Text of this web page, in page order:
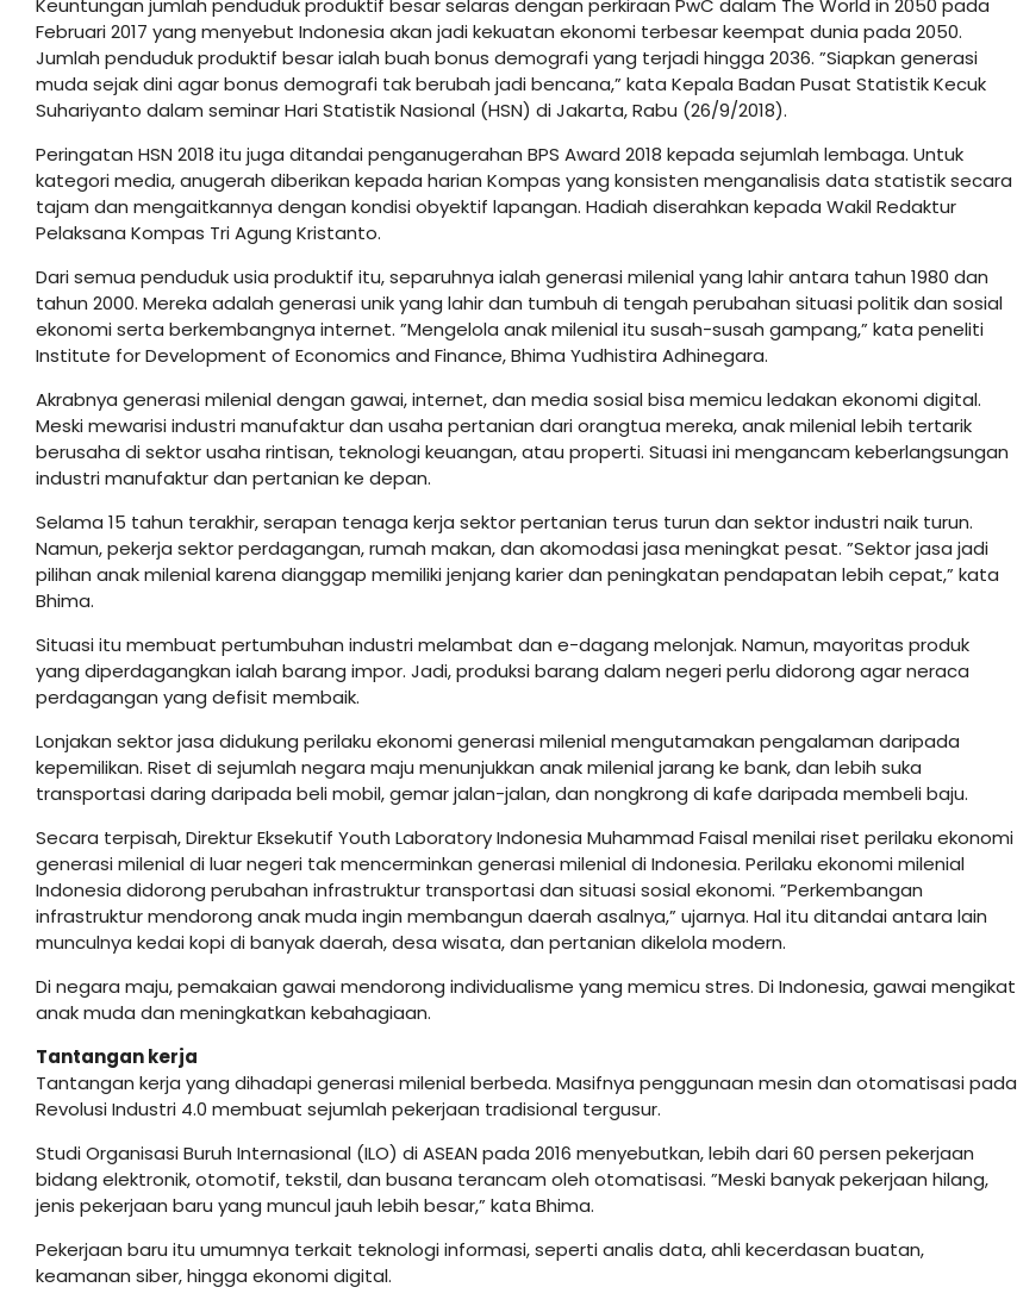
Keuntungan jumlah penduduk produktif besar selaras dengan perkiraan PwC dalam The World in 2050 pada
Februari 2017 yang menyebut Indonesia akan jadi kekuatan ekonomi terbesar keempat dunia pada 2050.
Jumlah penduduk produktif besar ialah buah bonus demografi yang terjadi hingga 2036. ”Siapkan generasi
muda sejak dini agar bonus demografi tak berubah jadi bencana,” kata Kepala Badan Pusat Statistik Kecuk
Suhariyanto dalam seminar Hari Statistik Nasional (HSN) di Jakarta, Rabu (26/9/2018).
Peringatan HSN 2018 itu juga ditandai penganugerahan BPS Award 2018 kepada sejumlah lembaga. Untuk
kategori media, anugerah diberikan kepada harian Kompas yang konsisten menganalisis data statistik secara
tajam dan mengaitkannya dengan kondisi obyektif lapangan. Hadiah diserahkan kepada Wakil Redaktur
Pelaksana Kompas Tri Agung Kristanto.
Dari semua penduduk usia produktif itu, separuhnya ialah generasi milenial yang lahir antara tahun 1980 dan
tahun 2000. Mereka adalah generasi unik yang lahir dan tumbuh di tengah perubahan situasi politik dan sosial
ekonomi serta berkembangnya internet. ”Mengelola anak milenial itu susah-susah gampang,” kata peneliti
Institute for Development of Economics and Finance, Bhima Yudhistira Adhinegara.
Akrabnya generasi milenial dengan gawai, internet, dan media sosial bisa memicu ledakan ekonomi digital.
Meski mewarisi industri manufaktur dan usaha pertanian dari orangtua mereka, anak milenial lebih tertarik
berusaha di sektor usaha rintisan, teknologi keuangan, atau properti. Situasi ini mengancam keberlangsungan
industri manufaktur dan pertanian ke depan.
Selama 15 tahun terakhir, serapan tenaga kerja sektor pertanian terus turun dan sektor industri naik turun.
Namun, pekerja sektor perdagangan, rumah makan, dan akomodasi jasa meningkat pesat. ”Sektor jasa jadi
pilihan anak milenial karena dianggap memiliki jenjang karier dan peningkatan pendapatan lebih cepat,” kata
Bhima.
Situasi itu membuat pertumbuhan industri melambat dan e-dagang melonjak. Namun, mayoritas produk
yang diperdagangkan ialah barang impor. Jadi, produksi barang dalam negeri perlu didorong agar neraca
perdagangan yang defisit membaik.
Lonjakan sektor jasa didukung perilaku ekonomi generasi milenial mengutamakan pengalaman daripada
kepemilikan. Riset di sejumlah negara maju menunjukkan anak milenial jarang ke bank, dan lebih suka
transportasi daring daripada beli mobil, gemar jalan-jalan, dan nongkrong di kafe daripada membeli baju.
Secara terpisah, Direktur Eksekutif Youth Laboratory Indonesia Muhammad Faisal menilai riset perilaku ekonomi
generasi milenial di luar negeri tak mencerminkan generasi milenial di Indonesia. Perilaku ekonomi milenial
Indonesia didorong perubahan infrastruktur transportasi dan situasi sosial ekonomi. ”Perkembangan
infrastruktur mendorong anak muda ingin membangun daerah asalnya,” ujarnya. Hal itu ditandai antara lain
munculnya kedai kopi di banyak daerah, desa wisata, dan pertanian dikelola modern.
Di negara maju, pemakaian gawai mendorong individualisme yang memicu stres. Di Indonesia, gawai mengikat
anak muda dan meningkatkan kebahagiaan.
Tantangan kerja
Tantangan kerja yang dihadapi generasi milenial berbeda. Masifnya penggunaan mesin dan otomatisasi pada
Revolusi Industri 4.0 membuat sejumlah pekerjaan tradisional tergusur.
Studi Organisasi Buruh Internasional (ILO) di ASEAN pada 2016 menyebutkan, lebih dari 60 persen pekerjaan
bidang elektronik, otomotif, tekstil, dan busana terancam oleh otomatisasi. ”Meski banyak pekerjaan hilang,
jenis pekerjaan baru yang muncul jauh lebih besar,” kata Bhima.
Pekerjaan baru itu umumnya terkait teknologi informasi, seperti analis data, ahli kecerdasan buatan,
keamanan siber, hingga ekonomi digital.